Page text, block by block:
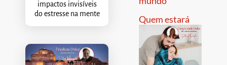
impactos invisíveis
do estresse na mente
Quem estará